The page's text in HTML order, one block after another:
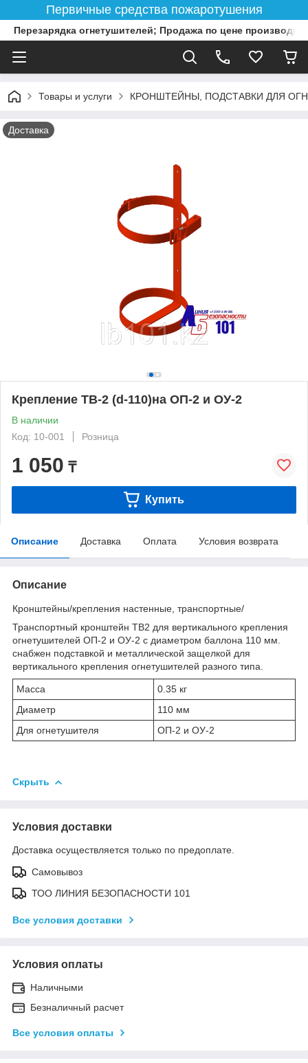
Первичные средства пожаротушения
Перезарядка огнетушителей; Продажа по цене
Товары и услуги КРОНШТЕЙНЫ, ПОДСТАВКИ ДЛЯ
Доставка
Крепление ТВ-2 (d-110)на ОП-2 и ОУ-2
В наличии
Код: 10-001
Розница
1 050 ₸
Купить
Описание Доставка Оплата Условия возврата
Описание
Кронштейны/крепления настенные, транспортные/
Транспортный кронштейн ТВ2 для вертикального крепления
огнетушителей ОП-2 и ОУ-2 с диаметром баллона 110 мм.
снабжен подставкой и металлической защелкой для
вертикального крепления огнетушителей разного типа.
Масса
0.35 кг
Диаметр
110 мм
Для огнетушителя
ОП-2 и ОУ-2
Скрыть
Условия доставки
Доставка осуществляется только по предоплате.
Самовывоз
ТОО ЛИНИЯ БЕЗОПАСНОСТИ 101
Все условия доставки
Условия оплаты
Наличными
Безналичный расчет
Все условия оплаты